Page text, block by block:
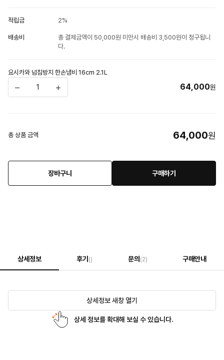
적립금 2%
배송비
총 결제금액이 50,000원 미만시 배송비 3,500원이 청구됩니
다.
요시카와 넘침방지 한손냄비 16cm 2.1L
64,000원
총 상품 금액 64,000원
장바구니 구매하기
상세정보 후기 () 문의 (2) 구매안내
상세정보 새창 열기
상세 정보를 확대해 보실 수 있습니다.